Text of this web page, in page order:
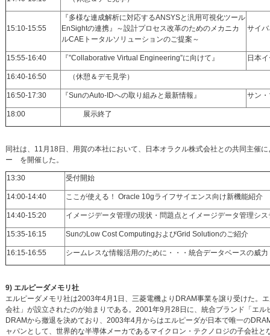
15:10-15:55
『多様な連成解析に対応するANSYSと汎用可視化ツール
EnSightの連携』～設計プロセス改革のためのメカニカ
ルCAEトータルソリューションのご提案～
サイ
15:55-16:40 『”Collaborative Virtual Engineering”に向けて』 日本
16:40-16:50 （休憩＆デモ見学）
16:50-17:30 『SunのAuto-IDへの取り組みと最新情報』 サン
18:00 展示終了
同社は、11月18日、用賀の本社において、日本オラクル株式会社との共同主
ー を開催した。
13:30 受付開始
14:00-14:40 ここが使える！ Oracle 10gライフサイエンス向け新機能紹介
14:40-15:20 イメージデータ管理の現状・問題点とイメージデータ管理シ
15:35-16:15 SunのLow Cost ComputingおよびGrid Solutionのご紹介
16:15-16:55 シームレスな情報活用のために・・・統合データベースの威
9) エルピーダメモリ社
エルピーダメモリ社は2003年4月1日、三菱電機よりDRAM事業を譲り受けた。
会社」が設立されたのが始まりである。2001年9月28日に、統合ブランド「エ
DRAMから撤退を決めており、2003年4月からはエルピーダが日本で唯一の
ャパンとして、世界的な半導体メーカであるマイクロン・テクノロジの子会社と